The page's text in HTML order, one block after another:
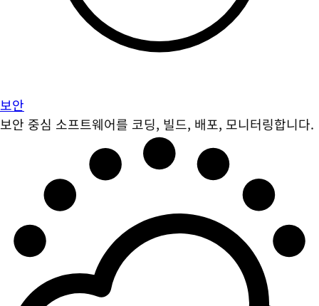
보안
보안 중심 소프트웨어를 코딩, 빌드, 배포, 모니터링합니다.